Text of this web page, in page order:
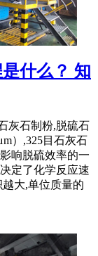
什么？ 知
灰石制粉,脱硫石
）,325目石灰石
响脱硫效率的一
定了化学反应速
大,单位质量的